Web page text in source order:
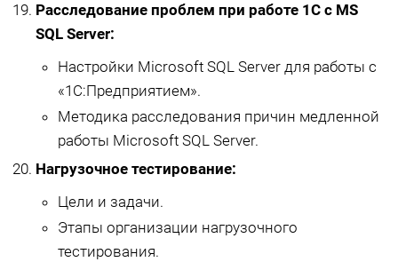
Расследование проблем при работе 1С с MS
SQL Server:
Настройки Microsoft SQL Server для работы с
«1С:Предприятием».
Методика расследования причин медленной
работы Microsoft SQL Server.
Нагрузочное тестирование:
Цели и задачи.
Этапы организации нагрузочного
тестирования.